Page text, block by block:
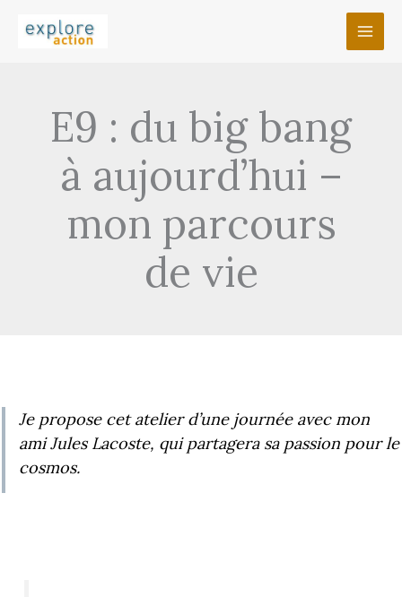
E9 : du big bang
à aujourd’hui –
mon parcours
de vie
Je propose cet atelier d’une journée avec mon
ami Jules Lacoste, qui partagera sa passion pour le
cosmos.